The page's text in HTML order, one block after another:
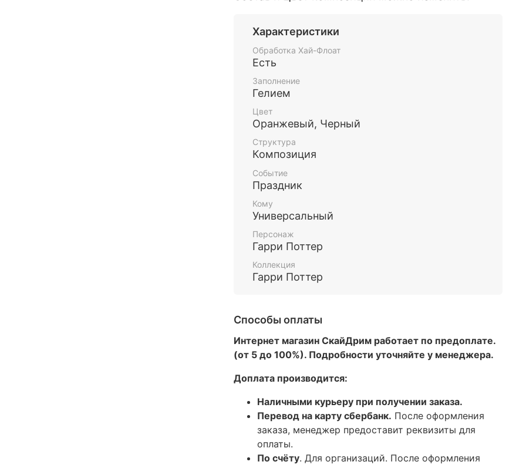
Характеристики
Обработка Хай-Флоат
Есть
Заполнение
Гелием
Цвет
Оранжевый, Черный
Структура
Композиция
Событие
Праздник
Кому
Универсальный
Персонаж
Гарри Поттер
Коллекция
Гарри Поттер
Способы оплаты
Интернет магазин СкайДрим работает по предоплате.
(от 5 до 100%). Подробности уточняйте у менеджера.
Доплата производится:
Наличными курьеру при получении заказа.
Перевод на карту сбербанк. После оформления
заказа, менеджер предоставит реквизиты для
оплаты.
По счёту. Для организаций. После оформления